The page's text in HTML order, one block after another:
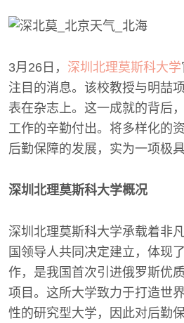
3月26日， 深圳北理莫斯科大学
注目的消息。该校教授与明喆
表在杂志上。这一成就的背后
工作的辛勤付出。将多样化的
后勤保障的发展，实为一项极
深圳北理莫斯科大学概况
深圳北理莫斯科大学承载着非
国领导人共同决定建立，体现
作，是我国首次引进俄罗斯优
项目。这所大学致力于打造世
性的研究型大学，因此对后勤